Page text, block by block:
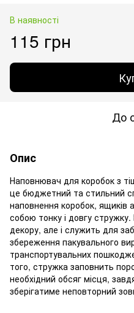
В наявності
115 грн
До
Опис
Наповнювач для коробок з
це бюджетний та стильний
наповнення коробок, ящиків
собою тонку і довгу
декору, але і служить для
збереження пакувального
транспортувальних
того, стружка заповнить
необхідний обсяг місця,
зберігатиме неповторний